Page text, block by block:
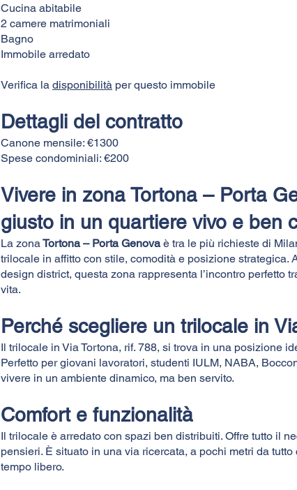
Cucina abitabile
2 camere matrimoniali
Bagno
Immobile arredato
Verifica la disponibilità per questo immobile
Dettagli del contratto
Canone mensile: €1300
Spese condominiali: €200 ​
Vivere in zona Tortona – Porta
giusto in un quartiere vivo e ben
La zona Tortona – Porta Genovaè tra le più richieste di
trilocale in affitto con stile, comodità e posizione strategica.
design district, questa zona rappresenta l’incontro perfetto
vita.
Perché scegliere un trilocale in
Il trilocale in Via Tortona, rif. 788, si trova in una posizione
Perfetto per giovani lavoratori, studenti IULM, NABA,
vivere in un ambiente dinamico, ma ben servito.
​Comfort e funzionalità
Il trilocale è arredato con spazi ben distribuiti. Offre tutto il
pensieri. È situato in una via ricercata, a pochi metri da
tempo libero.